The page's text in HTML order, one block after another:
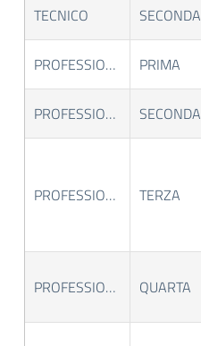
TECNICO SECONDA
PROFESSIONALE PRIMA
PROFESSIONALE SECONDA
PROFESSIONALE TERZA
PROFESSIONALE QUARTA